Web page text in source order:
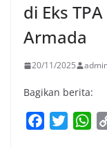
di Eks
Armada
20/11/2025
Bagikan berita:
W